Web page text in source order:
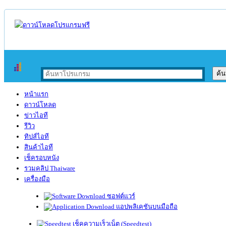
หน้าแรก
ดาวน์โหลด
ข่าวไอที
รีวิว
ทิปส์ไอที
สินค้าไอที
เช็ครอบหนัง
รวมคลิป Thaiware
เครื่องมือ
ซอฟต์แวร์
แอปพลิเคชันบนมือถือ
เช็คความเร็วเน็ต (Speedtest)